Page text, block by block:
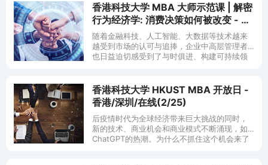
香港科技大学 MBA 大师示范课 | 解密
行为经济学: 消费决策如何被改变 - 深
圳/在线(11/26)
随着金融科技、人工智能、大数据等技术越来
越受到市场的认可与追捧，企业中高层管理者
也日益迫切感受到了与时俱进、构建可持续领
香港科技大学 HKUST MBA 开放日 -
香港/深圳/在线(2/25)
后疫情时代为全球经济带来巨大挑战的同时，
新的技术、商业机会和商业模式不断涌现，如
ChatGPT的热潮。为什么不抓住这个机会来了